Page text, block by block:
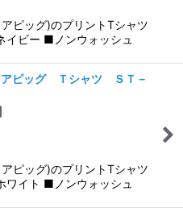
ピッグ)のプリントTシャツ
イビー ■ノンウォッシュ
アピッグ Ｔシャツ ＳＴ－
ピッグ)のプリントTシャツ
ワイト ■ノンウォッシュ